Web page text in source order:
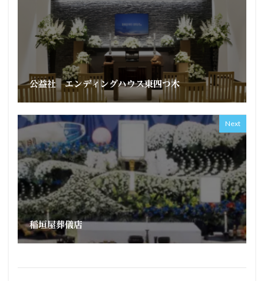
公益社 エンディングハウス東四つ木
Next
稲垣屋葬儀店